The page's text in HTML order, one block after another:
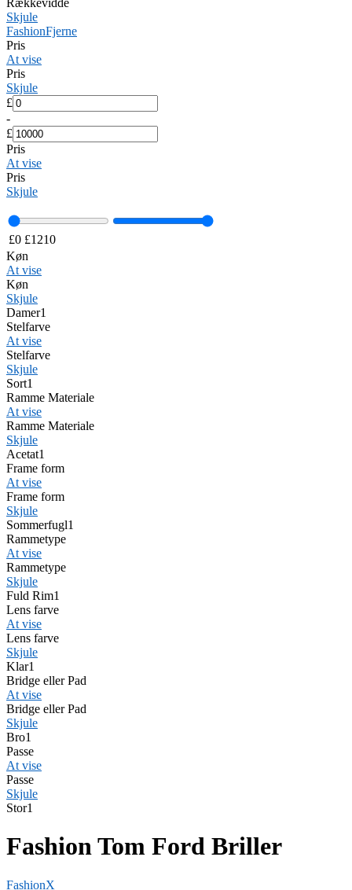
Rækkevidde
Skjule
FashionFjerne
Pris
At vise
Pris
Skjule
£
-
£
Pris
At vise
Pris
Skjule
£0 £1210
Køn
At vise
Køn
Skjule
Damer1
Stelfarve
At vise
Stelfarve
Skjule
Sort1
Ramme Materiale
At vise
Ramme Materiale
Skjule
Acetat1
Frame form
At vise
Frame form
Skjule
Sommerfugl1
Rammetype
At vise
Rammetype
Skjule
Fuld Rim1
Lens farve
At vise
Lens farve
Skjule
Klar1
Bridge eller Pad
At vise
Bridge eller Pad
Skjule
Bro1
Passe
At vise
Passe
Skjule
Stor1
Fashion Tom Ford Briller
FashionX